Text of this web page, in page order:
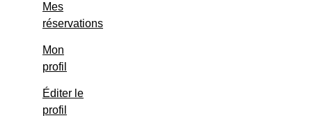
Mes
réservations
Mon
profil
Éditer le
profil